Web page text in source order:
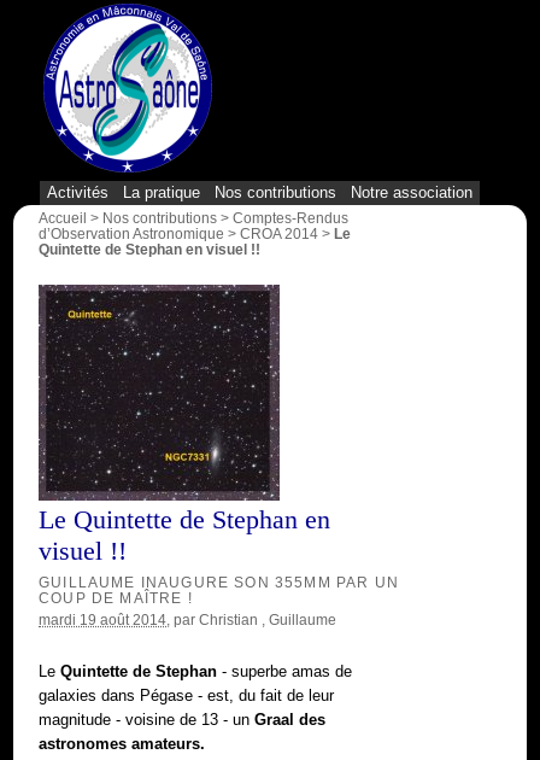
Activités La pratique Nos contributions Notre association
Accueil > Nos contributions > Comptes-Rendus
d’Observation Astronomique > CROA 2014 > Le
Quintette de Stephan en visuel !!
Le Quintette de Stephan en
visuel !!
GUILLAUME INAUGURE SON 355MM PAR UN
COUP DE MAÎTRE !
mardi 19 août 2014 , par Christian Guillaume
Le Quintette de Stephan - superbe amas de
galaxies dans Pégase - est, du fait de leur
magnitude - voisine de 13 - un Graal des
astronomes amateurs.